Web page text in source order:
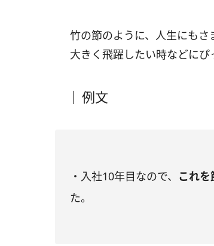
竹の節のように、人生にもさ
大きく飛躍したい時などにぴ
例文
・入社10年目なので、 これを
た。